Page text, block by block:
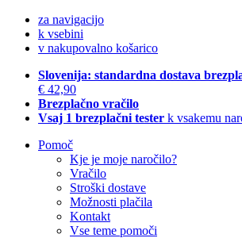
za navigacijo
k vsebini
v nakupovalno košarico
Slovenija: standardna dostava
€ 42,90
Brezplačno vračilo
Vsaj 1 brezplačni tester k vsakemu
Pomoč
Kje je moje naročilo?
Vračilo
Stroški dostave
Možnosti plačila
Kontakt
Vse teme pomoči